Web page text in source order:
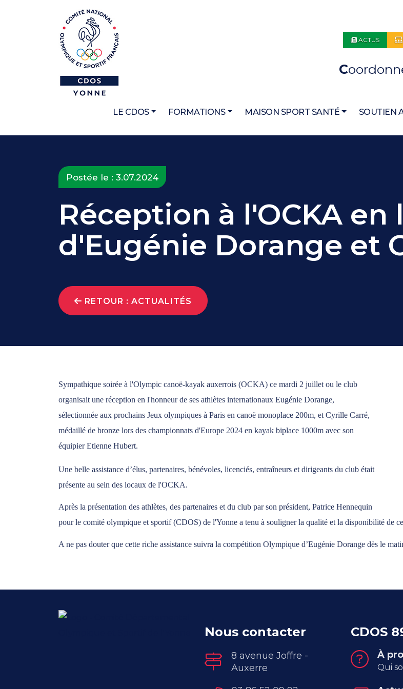
ACTUS
C
LE CDOS FORMATIONS MAISON SPORT SANTÉ SOUTIEN
Postée le : 3.07.2024
Réception à l'OCKA
d'Eugénie Dorange et
RETOUR : ACTUALITÉS
Sympathique soirée à l'Olympic canoë-kayak auxerrois (OCKA) ce mardi 2 juillet ou le club
organisait une réception en l'honneur de ses athlètes internationaux Eugénie Dorange,
sélectionnée aux prochains Jeux olympiques à Paris en canoë monoplace 200m, et Cyrille Carré,
médaillé de bronze lors des championnats d'Europe 2024 en kayak biplace 1000m avec son
équipier Etienne Hubert.
Une belle assistance d’élus, partenaires, bénévoles, licenciés, entraîneurs et dirigeants du club était
présente au sein des locaux de l'OCKA.
Après la présentation des athlètes, des partenaires et du club par son président, Patrice Hennequin
pour le comité olympique et sportif (CDOS) de l'Yonne a tenu à souligner la qualité et la disponibilité de
A ne pas douter que cette riche assistance suivra la compétition Olympique d’Eugénie Dorange dès le
Nous contacter
8 avenue Joffre -
Auxerre
CDOS
À
Qui